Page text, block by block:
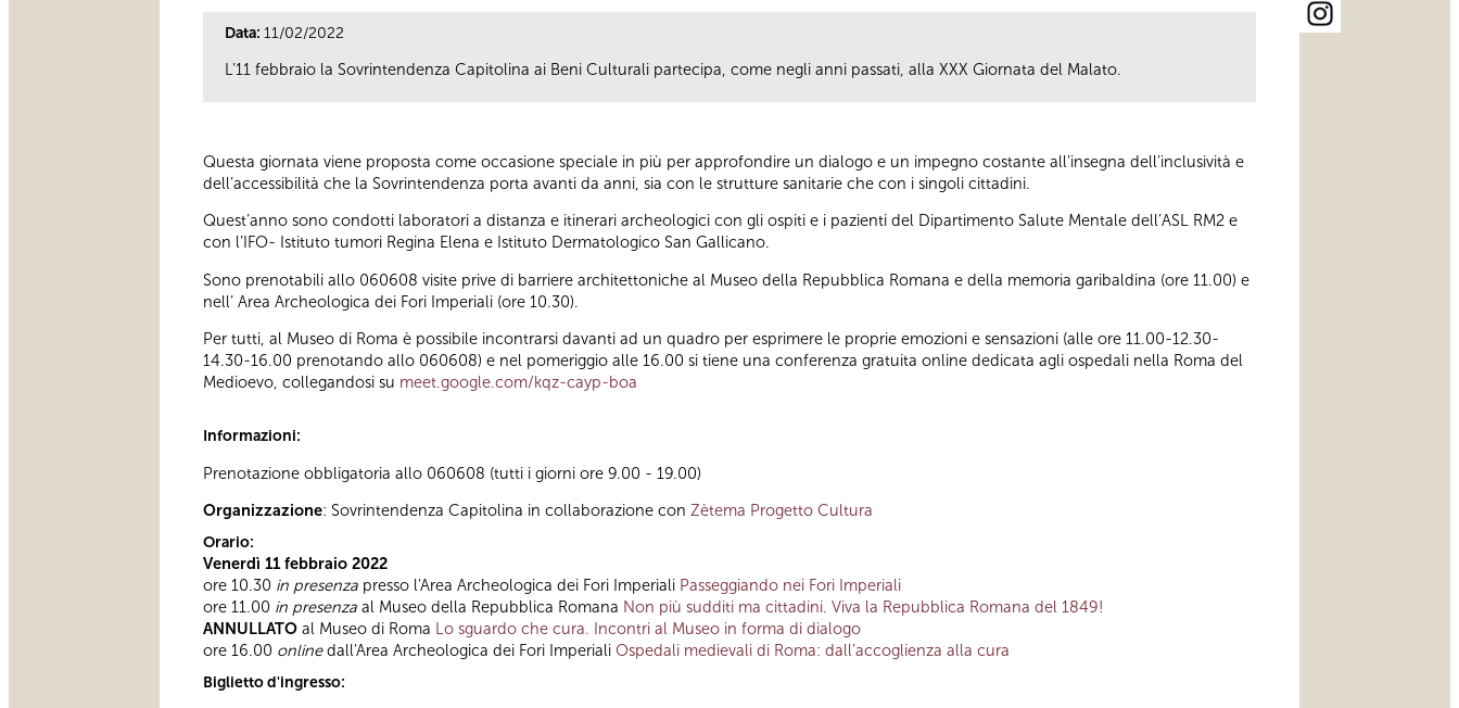
Data: 11/02/2022
L’11 febbraio la Sovrintendenza Capitolina ai Beni Culturali partecipa, come negli anni passati, alla XXX Giornata del Malato.
Questa giornata viene proposta come occasione speciale in più per approfondire un dialogo e un impegno costante all’insegna dell’inclusività e
dell’accessibilità che la Sovrintendenza porta avanti da anni, sia con le strutture sanitarie che con i singoli cittadini.
Quest’anno sono condotti laboratori a distanza e itinerari archeologici con gli ospiti e i pazienti del Dipartimento Salute Mentale dell’ASL RM2 e
con l’IFO- Istituto tumori Regina Elena e Istituto Dermatologico San Gallicano.
Sono prenotabili allo 060608 visite prive di barriere architettoniche al Museo della Repubblica Romana e della memoria garibaldina (ore 11.00) e
nell’ Area Archeologica dei Fori Imperiali (ore 10.30).
Per tutti, al Museo di Roma è possibile incontrarsi davanti ad un quadro per esprimere le proprie emozioni e sensazioni (alle ore 11.00-12.30-
14.30-16.00 prenotando allo 060608) e nel pomeriggio alle 16.00 si tiene una conferenza gratuita online dedicata agli ospedali nella Roma del
Medioevo, collegandosi su meet.google.com/kqz-cayp-boa
Informazioni:
Prenotazione obbligatoria allo 060608 (tutti i giorni ore 9.00 - 19.00)
Organizzazione: Sovrintendenza Capitolina in collaborazione con Zètema Progetto Cultura
Orario:
Venerdì 11 febbraio 2022
ore 10.30 in presenza presso l'Area Archeologica dei Fori Imperiali Passeggiando nei Fori Imperiali
ore 11.00 in presenza al Museo della Repubblica Romana Non più sudditi ma cittadini. Viva la Repubblica Romana del 1849!
ANNULLATO al Museo di Roma Lo sguardo che cura. Incontri al Museo in forma di dialogo
ore 16.00 onlinedall'Area Archeologica dei Fori Imperiali Ospedali medievali di Roma: dall’accoglienza alla cura
Biglietto d'ingresso: